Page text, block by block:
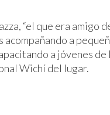
“el que era amigo
a
a jóvenes de
Wichí del lugar.